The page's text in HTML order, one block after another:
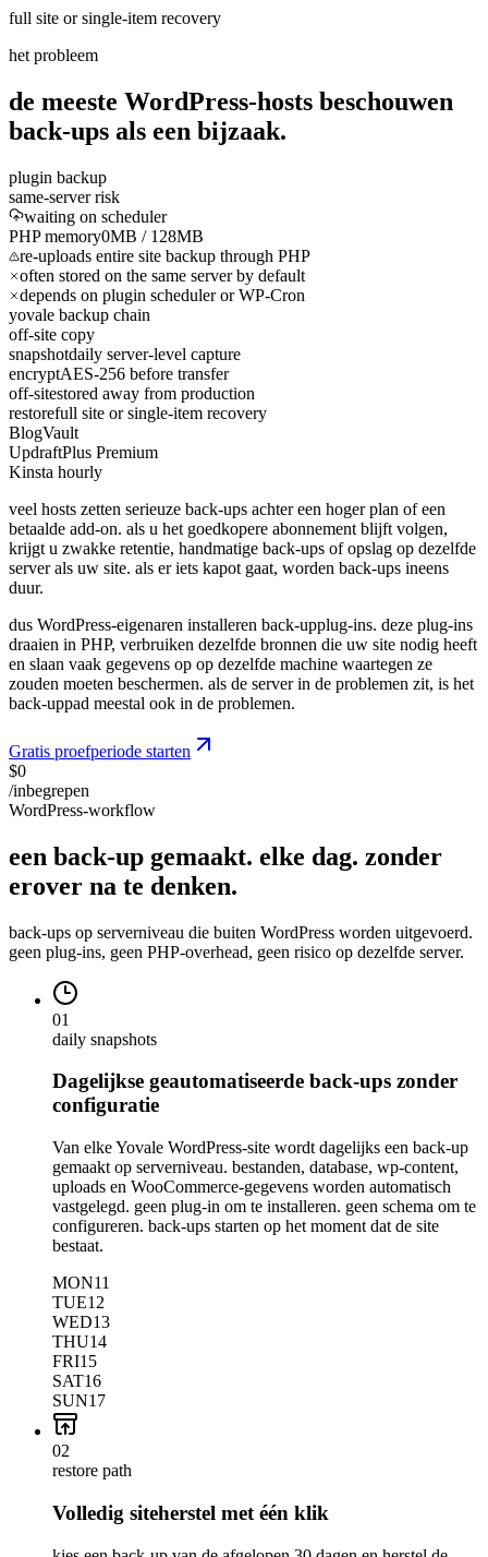
full site or single-item recovery
het probleem
de meeste WordPress-hosts beschouwen
back-ups als een bijzaak.
plugin backup
same-server risk
waiting on scheduler
PHP memory0MB / 128MB
re-uploads entire site backup through PHP
often stored on the same server by default
depends on plugin scheduler or WP-Cron
yovale backup chain
off-site copy
snapshotdaily server-level capture
encryptAES-256 before transfer
off-sitestored away from production
restorefull site or single-item recovery
BlogVault
UpdraftPlus Premium
Kinsta hourly
veel hosts zetten serieuze back-ups achter een hoger plan of een
betaalde add-on. als u het goedkopere abonnement blijft volgen,
krijgt u zwakke retentie, handmatige back-ups of opslag op dezelfde
server als uw site. als er iets kapot gaat, worden back-ups ineens
duur.
dus WordPress-eigenaren installeren back-upplug-ins. deze plug-ins
draaien in PHP, verbruiken dezelfde bronnen die uw site nodig heeft
en slaan vaak gegevens op op dezelfde machine waartegen ze
zouden moeten beschermen. als de server in de problemen zit, is het
back-uppad meestal ook in de problemen.
Gratis proefperiode starten
$0
/inbegrepen
WordPress-workflow
een back-up gemaakt. elke dag. zonder
erover na te denken.
back-ups op serverniveau die buiten WordPress worden uitgevoerd.
geen plug-ins, geen PHP-overhead, geen risico op dezelfde server.
01
daily snapshots
Dagelijkse geautomatiseerde back-ups zonder
configuratie
Van elke Yovale WordPress-site wordt dagelijks een back-up
gemaakt op serverniveau. bestanden, database, wp-content,
uploads en WooCommerce-gegevens worden automatisch
vastgelegd. geen plug-in om te installeren. geen schema om te
configureren. back-ups starten op het moment dat de site
bestaat.
MON11
TUE12
WED13
THU14
FRI15
SAT16
SUN17
02
restore path
Volledig siteherstel met één klik